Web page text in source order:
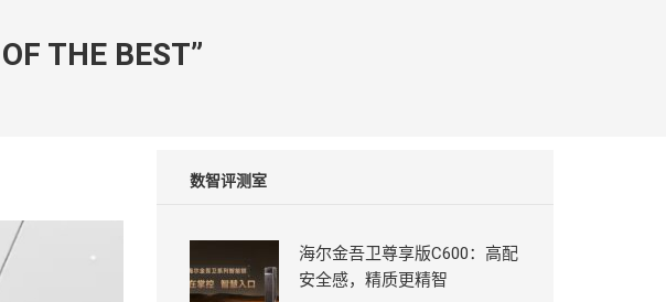
THE BEST”
数智评测室
海尔金吾卫尊享版C600：高配
安全感，精质更精智